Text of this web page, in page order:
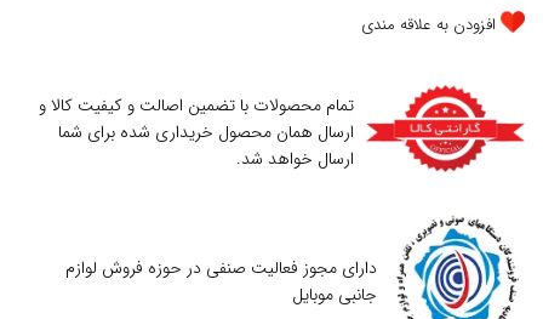
افزودن به علاقه مندی
تمام محصولات با تضمین اصالت و کیفیت کالا و
ارسال همان محصول خریداری شده برای شما
ارسال خواهد شد.
دارای مجوز فعالیت صنفی در حوزه فروش لوازم
جانبی موبایل